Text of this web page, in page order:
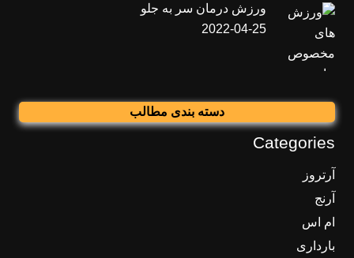
ورزش درمان سر به جلو
2022-04-25
دسته بندی مطالب
Categories
آرتروز
آرنج
ام اس
بارداری